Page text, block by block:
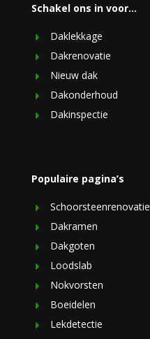
Schakel ons in voor…
Daklekkage
Dakrenovatie
Nieuw dak
Dakonderhoud
Dakinspectie
Populaire pagina’s
Schoorsteenrenovatie
Dakramen
Dakgoten
Loodslab
Nokvorsten
Boeidelen
Lekdetectie